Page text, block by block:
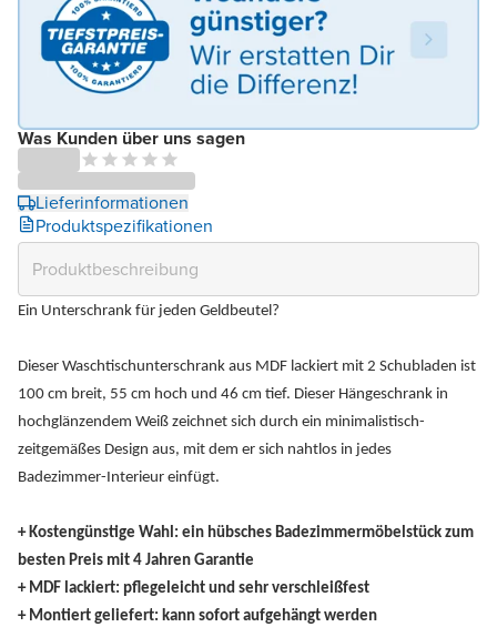
Was Kunden über uns sagen
Lieferinformationen
Produktspezifikationen
Ein Unterschrank für jeden Geldbeutel?
Dieser Waschtischunterschrank aus MDF lackiert mit 2 Schubladen ist
100 cm breit, 55 cm hoch und 46 cm tief. Dieser Hängeschrank in
hochglänzendem Weiß zeichnet sich durch ein minimalistisch-
zeitgemäßes Design aus, mit dem er sich nahtlos in jedes
Badezimmer-Interieur einfügt.
+ Kostengünstige Wahl: ein hübsches Badezimmermöbelstück zum
besten Preis mit 4 Jahren Garantie
+ MDF lackiert: pflegeleicht und sehr verschleißfest
+ Montiert geliefert: kann sofort aufgehängt werden